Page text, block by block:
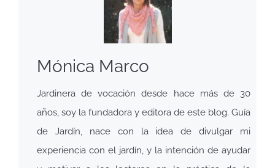
Mónica Marco
Jardinera de vocación desde hace más de 30
años, soy la fundadora y editora de este blog. Guía
de Jardín, nace con la idea de divulgar mi
experiencia con el jardín, y la intención de ayudar